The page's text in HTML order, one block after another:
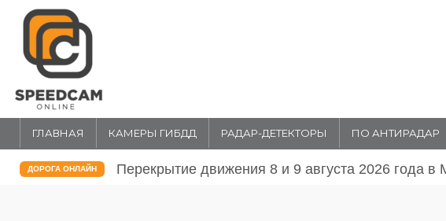
ГЛАВНАЯ КАМЕРЫ ГИБДД РАДАР-ДЕТЕКТОРЫ ПО АНТИРАДАР
ДОРОГА ОНЛАЙН Перекрытие движения 31 июля и 1 августа 20026